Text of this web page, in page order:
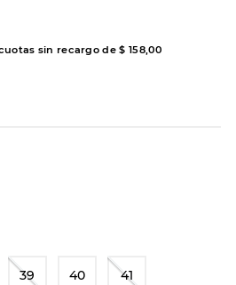
sin recargo de$ 158,00
39 40 41